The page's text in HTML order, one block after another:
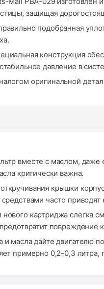
защищая
подобранная
конструкция
давление в
оригинальной
вместе с маслом, даже
критически важна.
крышки
часто
картриджа слегка
повреждение
масла дайте двигателю
примерно 0,2-0,3